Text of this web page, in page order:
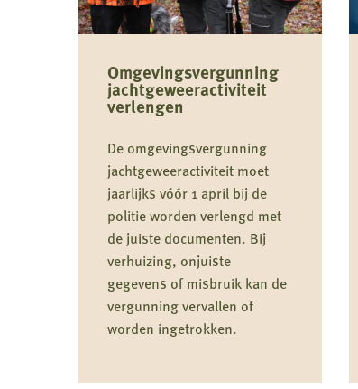
Omgevingsvergunning
jachtgeweeractiviteit
verlengen
De omgevingsvergunning
jachtgeweeractiviteit moet
jaarlijks vóór 1 april bij de
politie worden verlengd met
de juiste documenten. Bij
verhuizing, onjuiste
gegevens of misbruik kan de
vergunning vervallen of
worden ingetrokken.